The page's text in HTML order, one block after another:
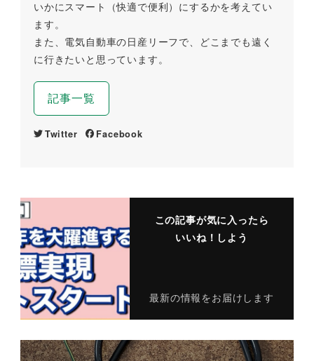
いかにスマート（快適で便利）にするかを考えてい
ます。
また、電気自動車の日産リーフで、どこまでも遠く
に行きたいと思っています。
記事一覧
Twitter Facebook
この記事が気に入ったら
いいね！しよう
最新の情報をお届けします